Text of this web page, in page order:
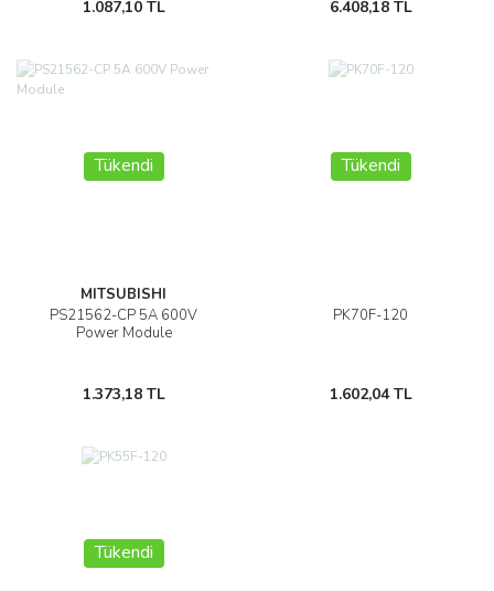
1.087,10 TL 6.408,18 TL
Tükendi
MITSUBISHI
PS21562-CP 5A 600V
Power Module
1.373,18 TL
Tükendi
PK70F-120
1.602,04 TL
Tükendi